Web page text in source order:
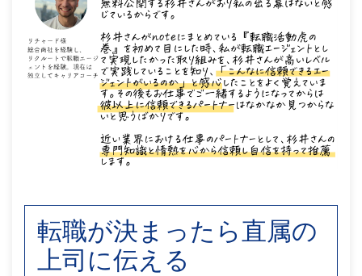
転職が決まったら直属の
上司に伝える